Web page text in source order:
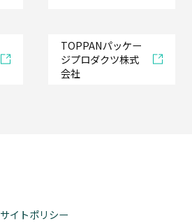
TOPPANパッケー
ジプロダクツ株式
会社
サイトポリシー